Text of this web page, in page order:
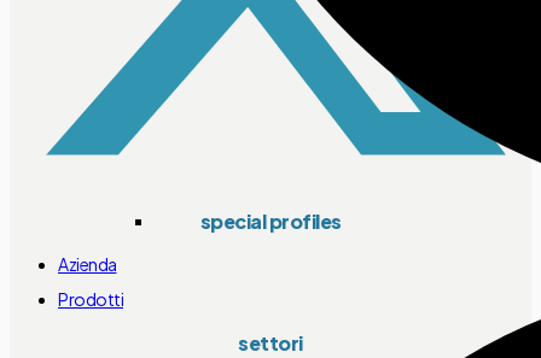
special profiles
Azienda
Prodotti
settori